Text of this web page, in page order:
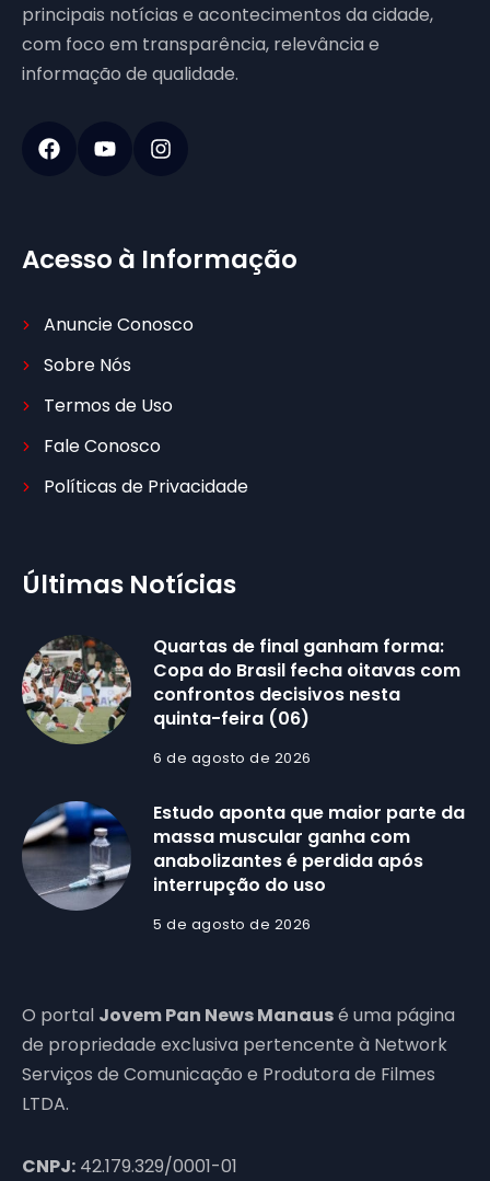
principais notícias e acontecimentos da cidade,
com foco em transparência, relevância e
informação de qualidade.
Acesso à Informação
Anuncie Conosco
Sobre Nós
Termos de Uso
Fale Conosco
Políticas de Privacidade
Últimas Notícias
Quartas de final ganham forma:
Copa do Brasil fecha oitavas com
confrontos decisivos nesta
quinta-feira (06)
6 de agosto de 2026
Estudo aponta que maior parte da
massa muscular ganha com
anabolizantes é perdida após
interrupção do uso
5 de agosto de 2026
O portal Jovem Pan News Manausé uma página
de propriedade exclusiva pertencente à Network
Serviços de Comunicação e Produtora de Filmes
LTDA.
CNPJ: 42.179.329/0001-01